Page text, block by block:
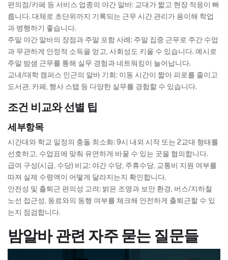
편의점/카페 등 서비스 업종의 야간 알바: 교대가 짧고 현장 적응이 빠
릅니다. 대체로 초단위까지 기록되는 근무 시간 관리가 용이해 학업
과 병행하기 좋습니다.
주말 야간 알바의 장점과 주말 포함 사례: 주말 집중 근무로 주간 수업
과 무관하게 안정적 소득을 얻고, 사회성도 키울 수 있습니다. 예시로
주말 밤샘 근무를 통해 실무 경험과 네트워킹이 늘어납니다.
교내/대학 캠퍼스 인근의 알바 기회: 이동 시간이 짧아 피로를 줄이고
도서관, 카페, 행사 스탭 등 다양한 실무를 경험할 수 있습니다.
조건 비교와 선별 팁
세부항목
시간대와 학교 일정의 충돌 최소화: 9시 내외 시작 또는 2교대 형태를
선호하고, 수업표에 맞춰 유연하게 바꿀 수 있는 곳을 협의합니다.
급여 구성(시급, 수당) 비교: 야간 수당, 주휴수당, 교통비 지원 여부를
따져 실제 수령액이 어떻게 달라지는지 확인합니다.
안전성 및 출퇴근 편의성 고려: 밝은 조명과 보안 환경, 버스/지하철
노선 접근성, 동료와의 동행 여부를 체크해 안전하게 출퇴근할 수 있
는지 점검합니다.
밤알바 관련 자주 묻는 질문들